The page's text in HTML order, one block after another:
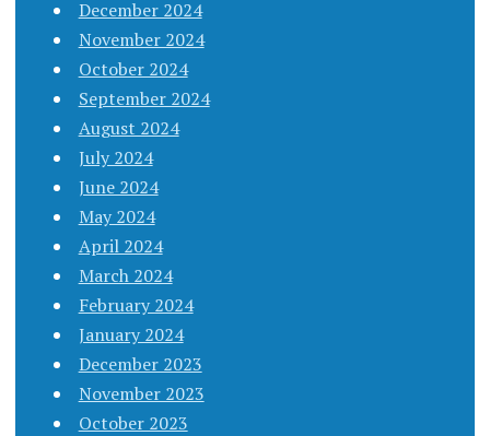
December 2024
November 2024
October 2024
September 2024
August 2024
July 2024
June 2024
May 2024
April 2024
March 2024
February 2024
January 2024
December 2023
November 2023
October 2023